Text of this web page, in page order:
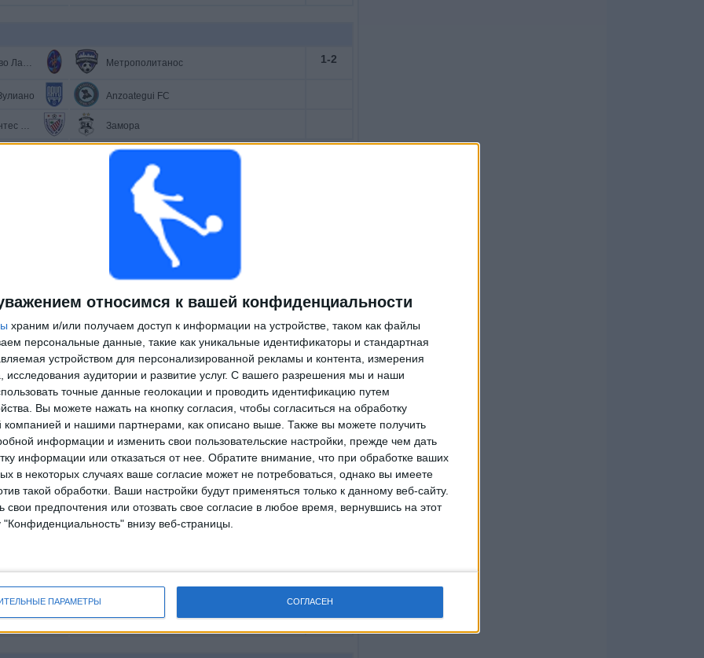
относимся к вашей конфиденциальности
храним и/или получаем доступ к информации на устройстве, таком как файлы
персональные данные, такие как уникальные идентификаторы и стандартная
устройством для персонализированной рекламы и контента, измерения
аудитории и развитие услуг. С вашего разрешения мы и наши
точные данные геолокации и проводить идентификацию путем
Вы можете нажать на кнопку согласия, чтобы согласиться на обработку
и нашими партнерами, как описано выше. Также вы можете получить
информации и изменить свои пользовательские настройки, прежде чем дать
информации или отказаться от нее. Обратите внимание, что при обработке ваших
в некоторых случаях ваше согласие может не потребоваться, однако вы имеете
такой обработки. Ваши настройки будут применяться только к данному веб-сайту.
предпочтения или отозвать свое согласие в любое время, вернувшись на этот
"Конфиденциальность" внизу веб-страницы.
ПАРАМЕТРЫ СОГЛАСЕН
Депортиво Ла-Гуайра Метрополитанос 1-2
Anzoategui FC
Эстудиантес Мерида Замора
Ямайка
Монтевидео Уондерерс 5-1
Bogotá Хагуарес Кордоба 1-0
Америка Де Кали 0-1
Орландо Сити 2
Атлетико Сан-Луис 2
Леон
Толука Сиэтл Саундерс 3-0